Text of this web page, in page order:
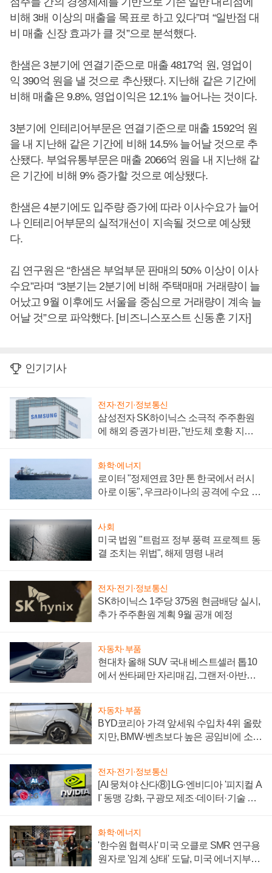
비해 3배 이상의 매출을 목표로 하고 있다”며 “일반점 대
비 매출 신장 효과가 클 것”으로 분석했다.
한샘은 3분기에 연결기준으로 매출 4817억 원, 영업이
익 390억 원을 낼 것으로 추산됐다. 지난해 같은 기간에
비해 매출은 9.8%, 영업이익은 12.1% 늘어나는 것이다.
3분기에 인테리어부문은 연결기준으로 매출 1592억 원
을 내 지난해 같은 기간에 비해 14.5% 늘어날 것으로 추
산됐다. 부엌유통부문은 매출 2066억 원을 내 지난해 같
은 기간에 비해 9% 증가할 것으로 예상됐다.
한샘은 4분기에도 입주량 증가에 따라 이사수요가 늘어
나 인테리어부문의 실적개선이 지속될 것으로 예상됐
다.
김 연구원은 “한샘은 부엌부문 판매의 50% 이상이 이사
수요”라며 “3분기는 2분기에 비해 주택매매 거래량이 늘
어났고 9월 이후에도 서울을 중심으로 거래량이 계속 늘
어날 것”으로 파악했다. [비즈니스포스트 신동훈 기자]
인기기사
전자·전기·정보통신
삼성전자 SK하이닉스 소극적 주주환원
에 해외 증권가 비판, "반도체 호황 지속
화학·에너지
로이터 "정제연료 3만 톤 한국에서 러시
아로 이동", 우크라이나의 공격에 수요 늘
사회
미국 법원 "트럼프 정부 풍력 프로젝트 동
결 조치는 위법", 해제 명령 내려
전자·전기·정보통신
SK하이닉스 1주당 375원 현금배당 실시,
추가 주주환원 계획 9월 공개 예정
자동차·부품
현대차 올해 SUV 국내 베스트셀러 톱10
에서 싼타페만 자리매김, 그랜저·아반떼
자동차·부품
BYD코리아 가격 앞세워 수입차 4위 올랐
지만, BMW·벤츠보다 높은 공임비에 소비
전자·전기·정보통신
[AI 뭉쳐야 산다⑧] LG·엔비디아 '피지컬 A
I' 동맹 강화, 구광모 제조·데이터·기술 결
화학·에너지
'한수원 협력사' 미국 오클로 SMR 연구용
원자로 '임계 상태' 도달, 미국 에너지부